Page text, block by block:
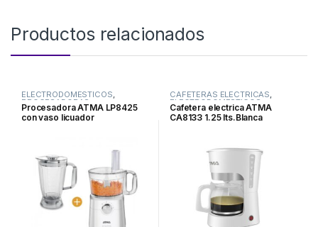
Productos relacionados
ELECTRODOMESTICOS,
PROCESADORAS
Procesadora ATMA LP8425
con vaso licuador
CAFETERAS ELECTRICAS,
ELECTRODOMESTICOS
Cafetera electrica ATMA
CA8133 1.25 lts.Blanca